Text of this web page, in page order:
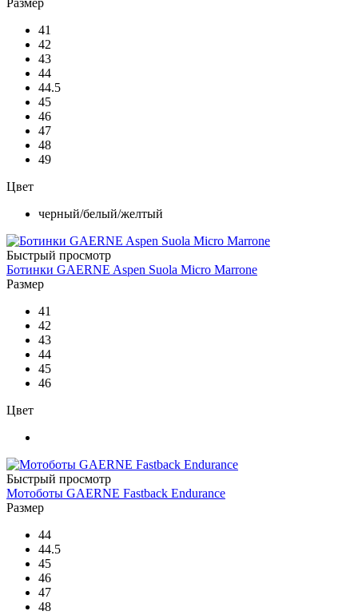
Размер
41
42
43
44
44.5
45
46
47
48
49
Цвет
черный/белый/желтый
Быстрый просмотр
Ботинки GAERNE Aspen Suola Micro Marrone
Размер
41
42
43
44
45
46
Цвет
Быстрый просмотр
Мотоботы GAERNE Fastback Endurance
Размер
44
44.5
45
46
47
48